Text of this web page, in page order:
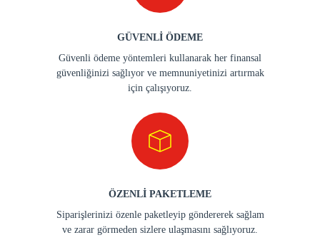
GÜVENLİ ÖDEME
Güvenli ödeme yöntemleri kullanarak her finansal
güvenliğinizi sağlıyor ve memnuniyetinizi artırmak
için çalışıyoruz.
ÖZENLİ PAKETLEME
Siparişlerinizi özenle paketleyip göndererek sağlam
ve zarar görmeden sizlere ulaşmasını sağlıyoruz.